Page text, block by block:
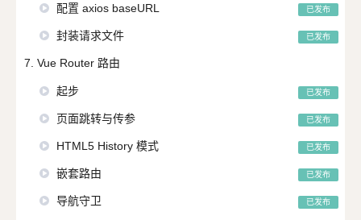
配置 axios baseURL 已发布
封装请求文件 已发布
7. Vue Router 路由
起步 已发布
页面跳转与传参 已发布
HTML5 History 模式 已发布
嵌套路由 已发布
导航守卫 已发布